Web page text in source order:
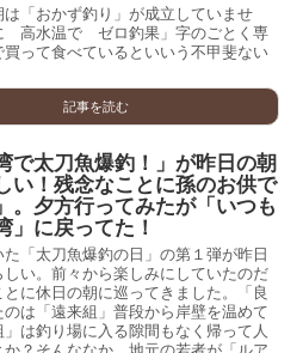
は「おかず釣り」が成立していませ
高水温で ゼロ釣果」字のごとく専
買って食べているといいう不甲斐ない
記事を読む
で太刀魚爆釣！」が昨日の朝
い！残念なことに孫のお供で
。夕方行ってみたが「いつも
」に戻ってた！
「太刀魚爆釣の日」の第１弾が昨日
しい。前々から楽しみにしていたのだ
とに休日の朝に巡ってきました。「良
のは「遠来組」普段から岸壁を温めて
」は釣り場に入る隙間もなく帰って人